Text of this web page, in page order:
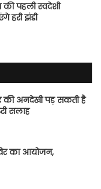
की पहली स्वदेशी
हरी झंडी
अनदेखी पड़ सकती है
सलाह
का आयोजन,